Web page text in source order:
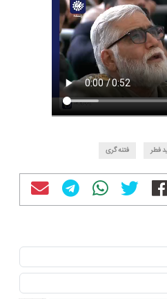
فطر فتنه گری